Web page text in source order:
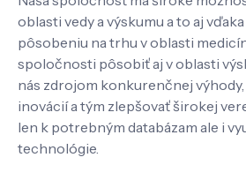
oblasti vedy a výskumu a to aj
pôsobeniu na trhu v oblasti
spoločnosti pôsobiť aj v oblasti
nás zdrojom konkurenčnej
inovácií a tým zlepšovať širokej
len k potrebným databázam ale i
technológie.